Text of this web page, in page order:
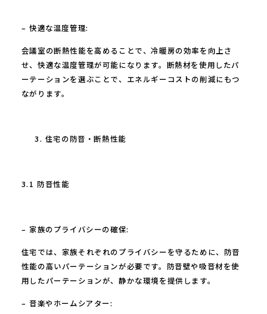
– 快適な温度管理:
会議室の断熱性能を高めることで、冷暖房の効率を向上さ
せ、快適な温度管理が可能になります。断熱材を使用したパ
ーテーションを選ぶことで、エネルギーコストの削減にもつ
ながります。
住宅の防音・断熱性能
3.1 防音性能
– 家族のプライバシーの確保:
住宅では、家族それぞれのプライバシーを守るために、防音
性能の高いパーテーションが必要です。防音壁や吸音材を使
用したパーテーションが、静かな環境を提供します。
– 音楽やホームシアター: